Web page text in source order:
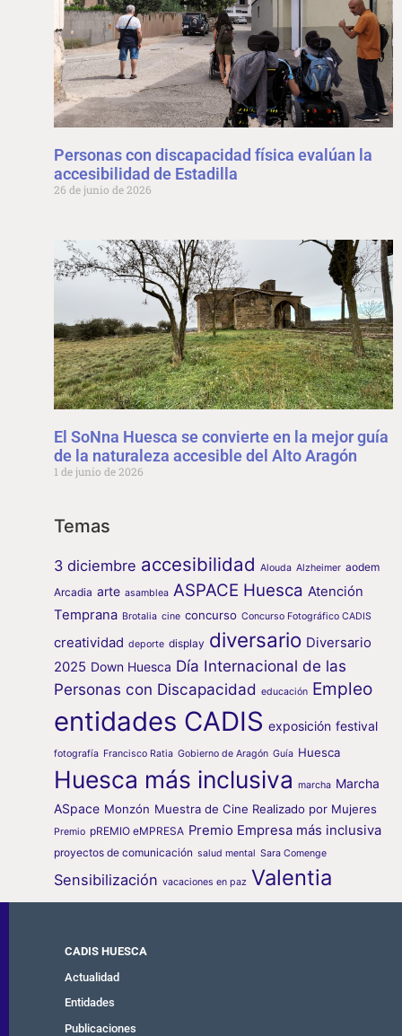
Personas con discapacidad física evalúan la
accesibilidad de Estadilla
26 de junio de 2026
El SoNna Huesca se convierte en la mejor guía
de la naturaleza accesible del Alto Aragón
1 de junio de 2026
Temas
3 diciembre accesibilidad Alouda Alzheimer aodem
Arcadia arte asamblea ASPACE Huesca Atención
Temprana Brotalia cine concurso Concurso Fotográfico CADIS
creatividad deporte display diversario Diversario
2025 Down Huesca Día Internacional de las
Personas con Discapacidad educación Empleo
entidades CADIS exposición festival
fotografía Francisco Ratia Gobierno de Aragón Guía Huesca
Huesca más inclusiva marcha Marcha
ASpace Monzón Muestra de Cine Realizado por Mujeres
Premio pREMIO eMPRESA Premio Empresa más inclusiva
proyectos de comunicación salud mental Sara Comenge
Sensibilización vacaciones en paz Valentia
CADIS HUESCA
Actualidad
Entidades
Publicaciones